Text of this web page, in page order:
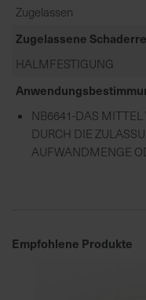
Zugelassen
Zugelassene
HALMFESTIGUNG
NB6641-DAS MITTEL
DURCH DIE
AUFWANDMENGE
Empfohlene Produkte